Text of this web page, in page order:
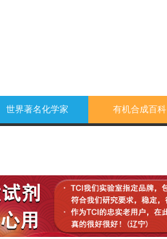
世界著名化学家 有机合成百科